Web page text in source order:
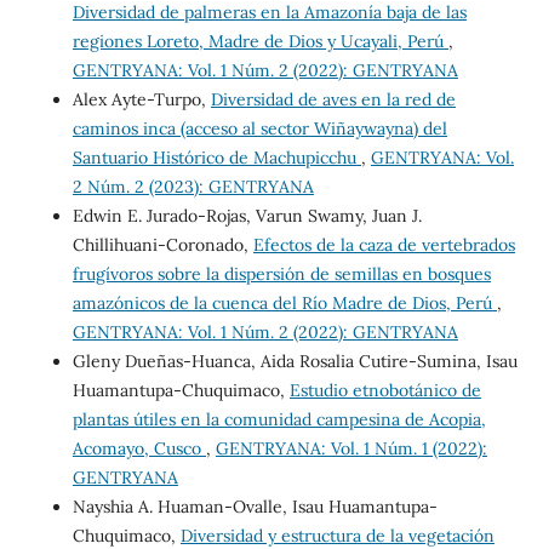
Diversidad de palmeras en la Amazonía baja de las
regiones Loreto, Madre de Dios y Ucayali, Perú ,
GENTRYANA: Vol. 1 Núm. 2 (2022): GENTRYANA
Alex Ayte-Turpo, Diversidad de aves en la red de
caminos inca (acceso al sector Wiñaywayna) del
Santuario Histórico de Machupicchu , GENTRYANA: Vol.
2 Núm. 2 (2023): GENTRYANA
Edwin E. Jurado-Rojas, Varun Swamy, Juan J.
Chillihuani-Coronado, Efectos de la caza de vertebrados
frugívoros sobre la dispersión de semillas en bosques
amazónicos de la cuenca del Río Madre de Dios, Perú ,
GENTRYANA: Vol. 1 Núm. 2 (2022): GENTRYANA
Gleny Dueñas-Huanca, Aida Rosalia Cutire-Sumina, Isau
Huamantupa-Chuquimaco, Estudio etnobotánico de
plantas útiles en la comunidad campesina de Acopia,
Acomayo, Cusco , GENTRYANA: Vol. 1 Núm. 1 (2022):
GENTRYANA
Nayshia A. Huaman-Ovalle, Isau Huamantupa-
Chuquimaco, Diversidad y estructura de la vegetación